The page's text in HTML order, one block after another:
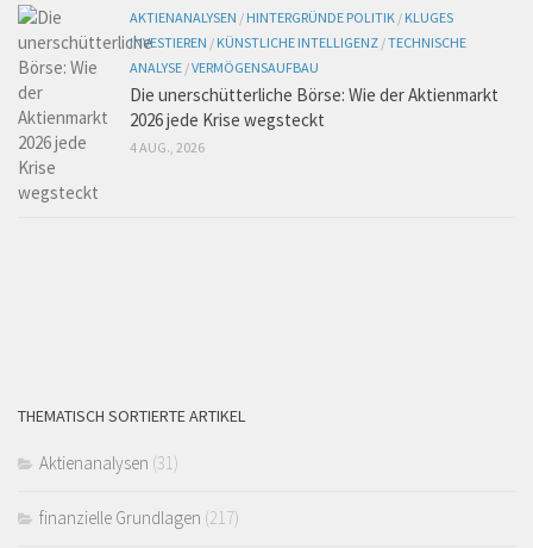
AKTIENANALYSEN / HINTERGRÜNDE POLITIK / KLUGES
INVESTIEREN / KÜNSTLICHE INTELLIGENZ /TECHNISCHE
ANALYSE /VERMÖGENSAUFBAU
Die unerschütterliche Börse: Wie der Aktienmarkt
2026 jede Krise wegsteckt
4 AUG., 2026
THEMATISCH SORTIERTE ARTIKEL
Aktienanalysen (31)
finanzielle Grundlagen (217)